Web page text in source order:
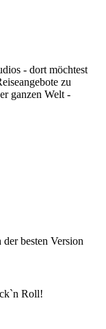
- dort möchtest
zu
ganzen Welt -
besten Version
Roll!